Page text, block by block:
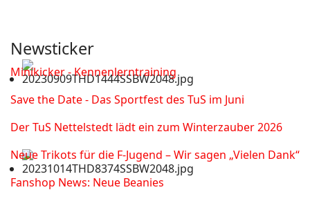
Newsticker
Minikicker - Kennenlerntraining
Save the Date - Das Sportfest des TuS im Juni
Der TuS Nettelstedt lädt ein zum Winterzauber 2026
Neue Trikots für die F-Jugend – Wir sagen „Vielen Dank“
Fanshop News: Neue Beanies